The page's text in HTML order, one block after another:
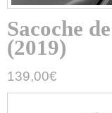
Sacoche
(2019)
139,00€